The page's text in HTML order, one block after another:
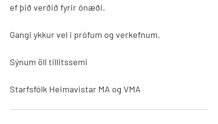
ef þið verðið fyrir ónæði.
Gangi ykkur vel i prófum og verkefnum.
Sýnum öll tillitssemi
Starfsfólk Heimavistar MA og VMA